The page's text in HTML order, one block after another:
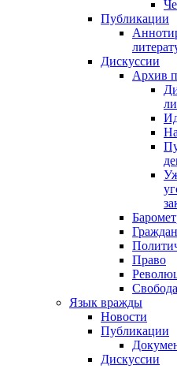
Публикации
Дискуссии
Архив
Право
Язык вражды
Новости
Публикации
Дискуссии